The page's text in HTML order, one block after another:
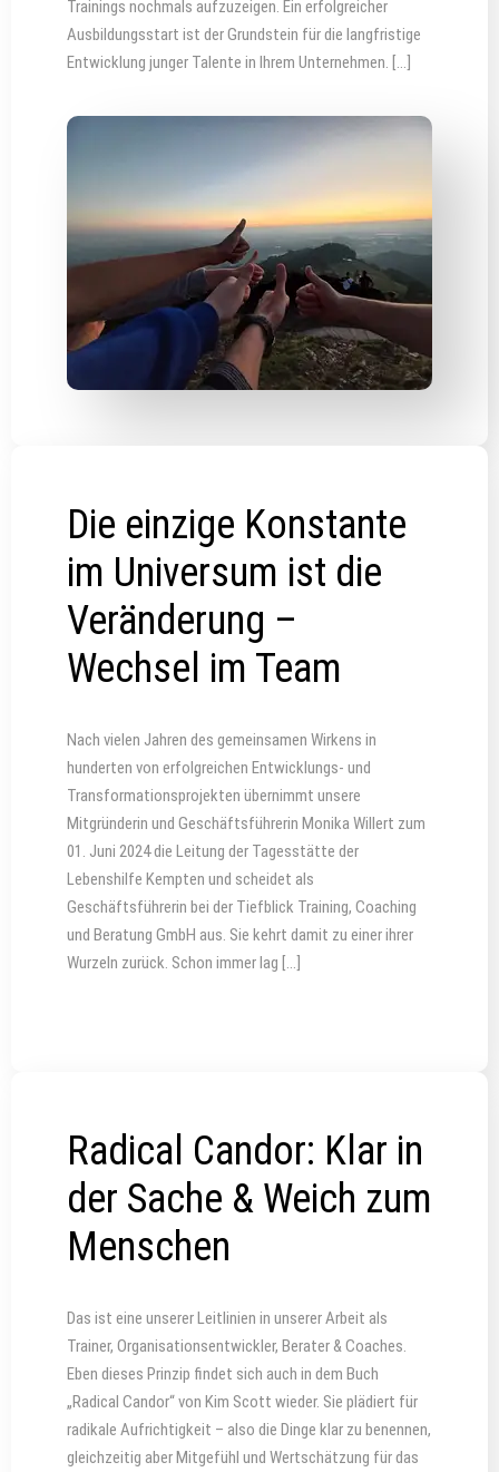
Trainings nochmals aufzuzeigen. Ein erfolgreicher
Ausbildungsstart ist der Grundstein für die langfristige
Entwicklung junger Talente in Ihrem Unternehmen. […]
Die einzige Konstante
im Universum ist die
Veränderung –
Wechsel im Team
Nach vielen Jahren des gemeinsamen Wirkens in
hunderten von erfolgreichen Entwicklungs- und
Transformationsprojekten übernimmt unsere
Mitgründerin und Geschäftsführerin Monika Willert zum
01. Juni 2024 die Leitung der Tagesstätte der
Lebenshilfe Kempten und scheidet als
Geschäftsführerin bei der Tiefblick Training, Coaching
und Beratung GmbH aus. Sie kehrt damit zu einer ihrer
Wurzeln zurück. Schon immer lag […]
Radical Candor: Klar in
der Sache & Weich zum
Menschen
Das ist eine unserer Leitlinien in unserer Arbeit als
Trainer, Organisationsentwickler, Berater & Coaches.
Eben dieses Prinzip findet sich auch in dem Buch
„Radical Candor“ von Kim Scott wieder. Sie plädiert für
radikale Aufrichtigkeit – also die Dinge klar zu benennen,
gleichzeitig aber Mitgefühl und Wertschätzung für das